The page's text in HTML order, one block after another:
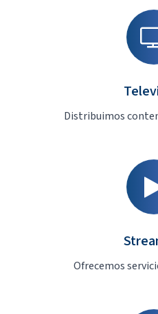
Distribuimos
Ofrecemos